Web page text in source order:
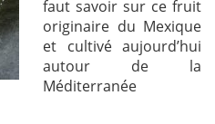
faut savoir sur ce fruit
originaire du Mexique
et cultivé aujourd’hui
autour de la
Méditerranée